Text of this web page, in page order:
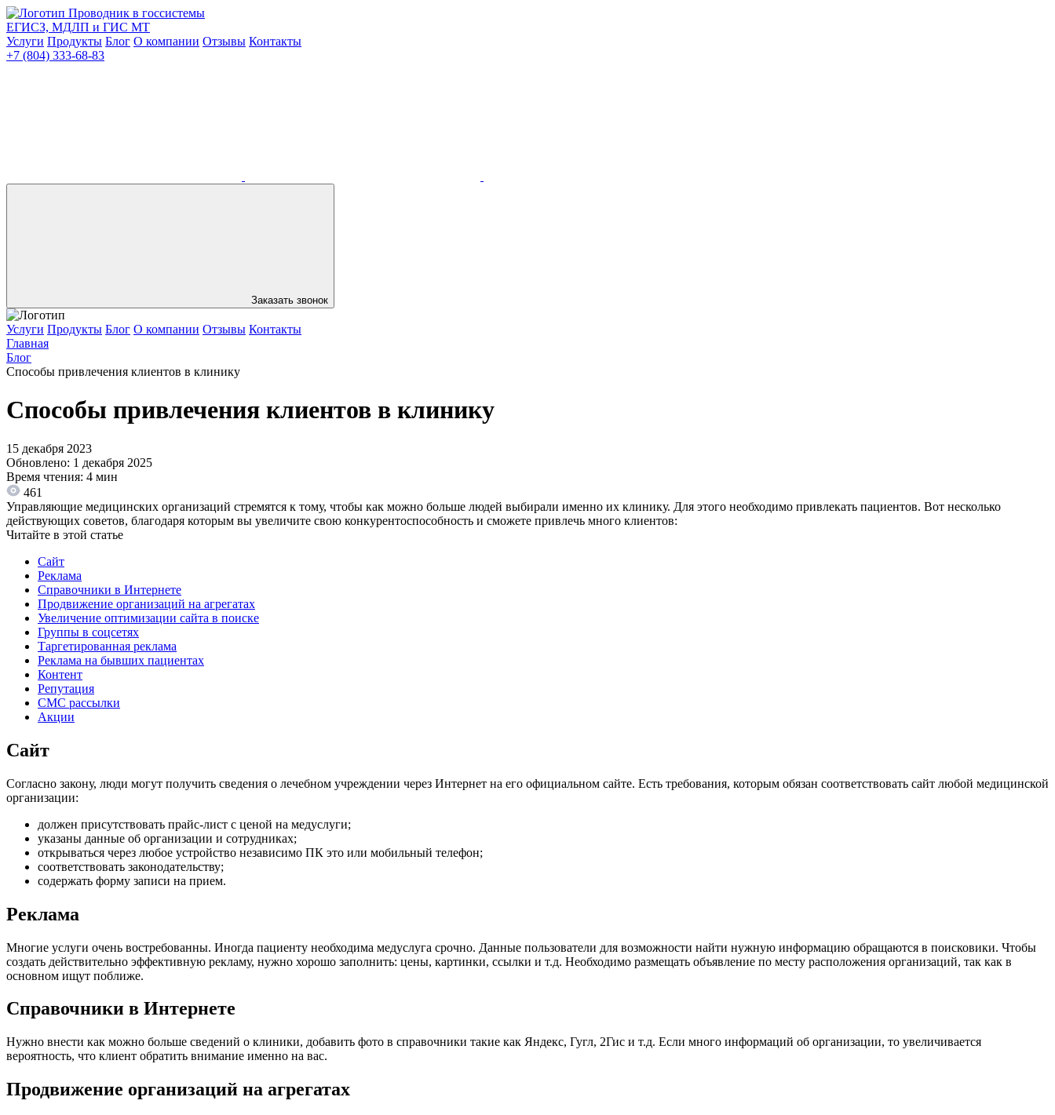
Проводник в госсистемы
ЕГИСЗ, МДЛП и ГИС МТ
Услуги Продукты Блог О компании Отзывы Контакты
+7 (804) 333-68-83
Заказать звонок
Услуги Продукты Блог О компании Отзывы Контакты
Главная
Блог
Способы привлечения клиентов в клинику
Способы привлечения клиентов в клинику
15 декабря 2023
Обновлено: 1 декабря 2025
Время чтения: 4 мин
461
Управляющие медицинских организаций стремятся к тому, чтобы как можно больше людей выбирали именно их клинику. Для этого необходимо привлекать пациентов. Вот несколько
действующих советов, благодаря которым вы увеличите свою конкурентоспособность и сможете привлечь много клиентов:
Читайте в этой статье
Сайт
Реклама
Справочники в Интернете
Продвижение организаций на агрегатах
Увеличение оптимизации сайта в поиске
Группы в соцсетях
Таргетированная реклама
Реклама на бывших пациентах
Контент
Репутация
СМС рассылки
Акции
Сайт
Согласно закону, люди могут получить сведения о лечебном учреждении через Интернет на его официальном сайте. Есть требования, которым обязан соответствовать сайт любой медицинской
организации:
должен присутствовать прайс-лист с ценой на медуслуги;
указаны данные об организации и сотрудниках;
открываться через любое устройство независимо ПК это или мобильный телефон;
соответствовать законодательству;
содержать форму записи на прием.
Реклама
Многие услуги очень востребованны. Иногда пациенту необходима медуслуга срочно. Данные пользователи для возможности найти нужную информацию обращаются в поисковики. Чтобы
создать действительно эффективную рекламу, нужно хорошо заполнить: цены, картинки, ссылки и т.д. Необходимо размещать объявление по месту расположения организаций, так как в
основном ищут поближе.
Справочники в Интернете
Нужно внести как можно больше сведений о клиники, добавить фото в справочники такие как Яндекс, Гугл, 2Гис и т.д. Если много информаций об организации, то увеличивается
вероятность, что клиент обратить внимание именно на вас.
Продвижение организаций на агрегатах